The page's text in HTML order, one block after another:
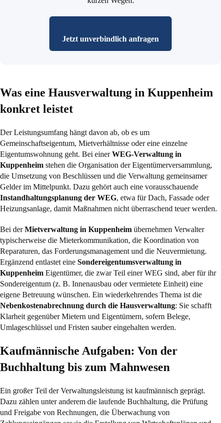
Jetzt unverbindlich anfragen
Was eine Hausverwaltung in Kuppenheim
konkret leistet
Der Leistungsumfang hängt davon ab, ob es um
Gemeinschaftseigentum, Mietverhältnisse oder eine einzelne
Eigentumswohnung geht. Bei einerWEG-Verwaltung in
Kuppenheim stehen die Organisation der Eigentümerversammlung,
die Umsetzung von Beschlüssen und die Verwaltung gemeinsamer
Gelder im Mittelpunkt. Dazu gehört auch eine vorausschauende
Instandhaltungsplanung der WEG, etwa für Dach, Fassade oder
Heizungsanlage, damit Maßnahmen nicht überraschend teuer werden.
Bei derMietverwaltung in Kuppenheim übernehmen Verwalter
typischerweise die Mieterkommunikation, die Koordination von
Reparaturen, das Forderungsmanagement und die Neuvermietung.
Ergänzend entlastet eine Sondereigentumsverwaltung in
Kuppenheim Eigentümer, die zwar Teil einer WEG sind, aber für ihr
Sondereigentum (z. B. Innenausbau oder vermietete Einheit) eine
eigene Betreuung wünschen. Ein wiederkehrendes Thema ist die
Nebenkostenabrechnung durch die Hausverwaltung: Sie schafft
Klarheit gegenüber Mietern und Eigentümern, sofern Belege,
Umlageschlüssel und Fristen sauber eingehalten werden.
Kaufmännische Aufgaben: Von der
Buchhaltung bis zum Mahnwesen
Ein großer Teil der Verwaltungsleistung ist kaufmännisch geprägt.
Dazu zählen unter anderem die laufende Buchhaltung, die Prüfung
und Freigabe von Rechnungen, die Überwachung von